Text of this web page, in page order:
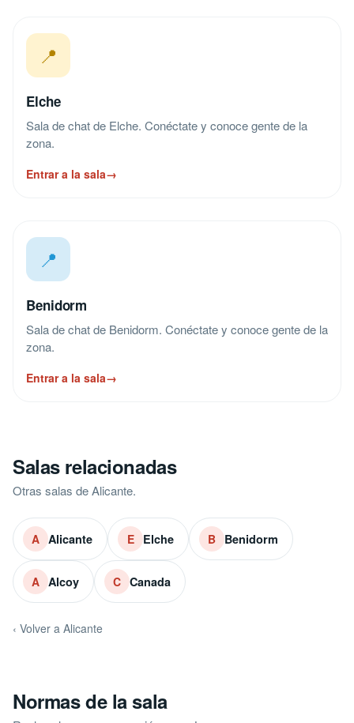
📍
Elche
Sala de chat de Elche. Conéctate y conoce gente de la
zona.
Entrar a la sala→
📍
Benidorm
Sala de chat de Benidorm. Conéctate y conoce gente de la
zona.
Entrar a la sala→
Salas relacionadas
Otras salas de Alicante.
A Alicante E Elche B Benidorm
A Alcoy C Canada
‹ Volver a Alicante
Normas de la sala